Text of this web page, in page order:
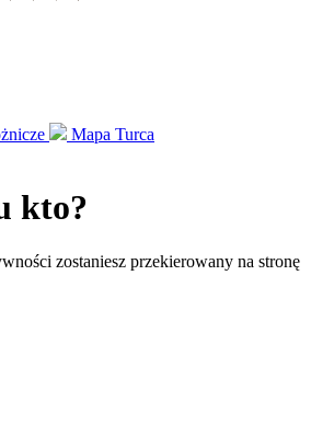
Mapa Turca
kto?
zostaniesz przekierowany na stronę